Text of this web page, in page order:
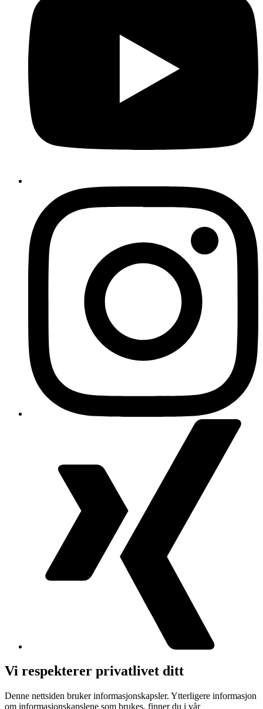
Vi respekterer privatlivet ditt
Denne nettsiden bruker informasjonskapsler. Ytterligere informasjon
om informasjonskapslene som brukes, finner du i vår